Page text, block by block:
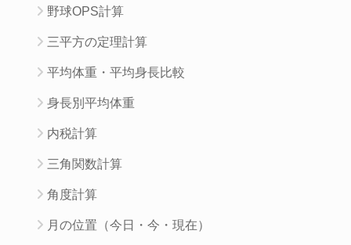
野球OPS計算
三平方の定理計算
平均体重・平均身長比較
身長別平均体重
内税計算
三角関数計算
角度計算
月の位置（今日・今・現在）